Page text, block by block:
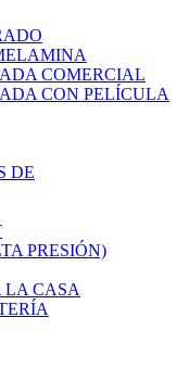
COMERCIAL
CON PELÍCULA
DE
PRESIÓN)
LA CASA